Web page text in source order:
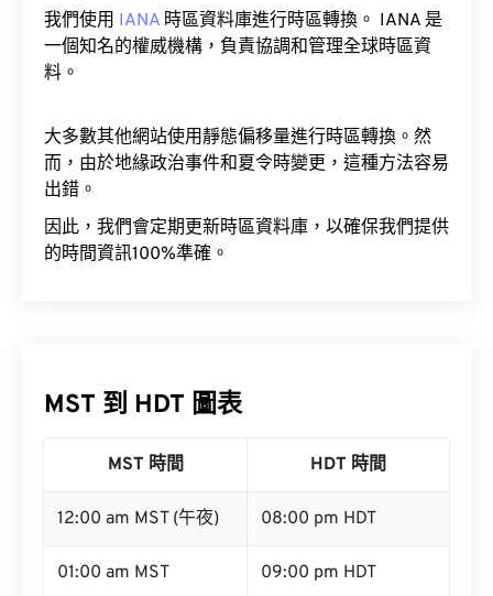
我們使用 IANA 時區資料庫進行時區轉換。 IANA 是
一個知名的權威機構，負責協調和管理全球時區資
料。
大多數其他網站使用靜態偏移量進行時區轉換。然
而，由於地緣政治事件和夏令時變更，這種方法容易
出錯。
因此，我們會定期更新時區資料庫，以確保我們提供
的時間資訊100%準確。
MST 到 HDT 圖表
MST 時間 HDT 時間
12:00 am MST (午夜) 08:00 pm HDT
01:00 am MST 09:00 pm HDT